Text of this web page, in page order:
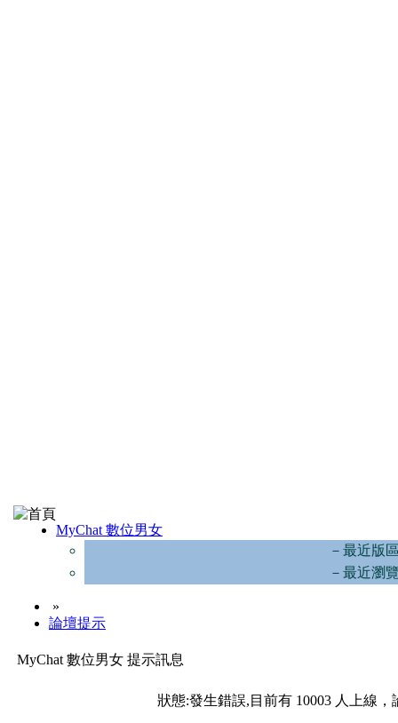
MyChat 數位男女
－最近版
－最近瀏
»
論壇提示
MyChat 數位男女 提示訊息
狀態:發生錯誤,目前有 10003 人上線